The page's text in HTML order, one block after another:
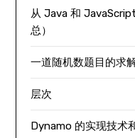
从 Java 和
总）
一道随机数题目的求
层次
Dynamo 的实现技术